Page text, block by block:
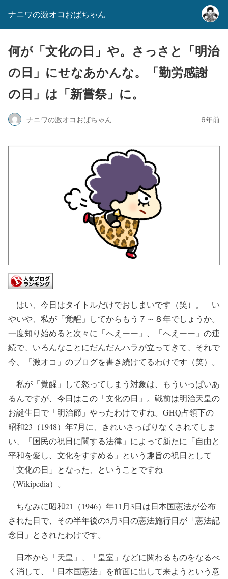
ナニワの激オコおばちゃん
何が「文化の日」や。さっさと「明治
の日」にせなあかんな。「勤労感謝
の日」は「新嘗祭」に。
ナニワの激オコおばちゃん 6年前
はい、今日はタイトルだけでおしまいです（笑）。 い
やいや、私が「覚醒」してからもう７～８年でしょうか。
一度知り始めると次々に「へえーー」、「へえーー」の連
続で、いろんなことにだんだんハラが立ってきて、それで
今、「激オコ」のブログを書き続けてるわけです（笑）。
私が「覚醒」して怒ってしまう対象は、もういっぱいあ
るんですが、今日はこの「文化の日」。戦前は明治天皇の
お誕生日で「明治節」やったわけですね。GHQ占領下の
昭和23（1948）年7月に、きれいさっぱりなくされてしま
い、「国民の祝日に関する法律」によって新たに「自由と
平和を愛し、文化をすすめる」という趣旨の祝日として
「文化の日」となった、ということですね
（Wikipedia）。
ちなみに昭和21（1946）年11月3日は日本国憲法が公布
された日で、その半年後の5月3日の憲法施行日が「憲法記
念日」とされたわけです。
日本から「天皇」、「皇室」などに関わるものをなるべ
く消して、「日本国憲法」を前面に出して来ようという意